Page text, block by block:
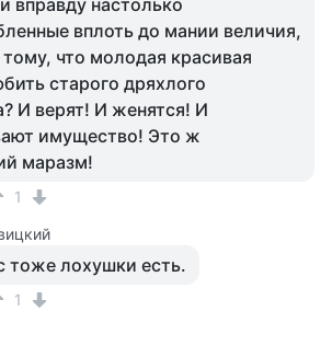
вправду настолько
вплоть до мании величия,
тому, что молодая красивая
старого дряхлого
И верят! И женятся! И
имущество! Это ж
маразм!
1
тоже лохушки есть.
1